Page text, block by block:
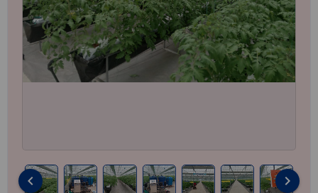
keyboard_arrow_left keyboard_arrow_right